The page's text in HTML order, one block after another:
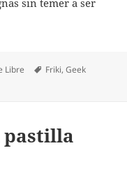
Libre Etiquetas
Friki,Geek
pastilla